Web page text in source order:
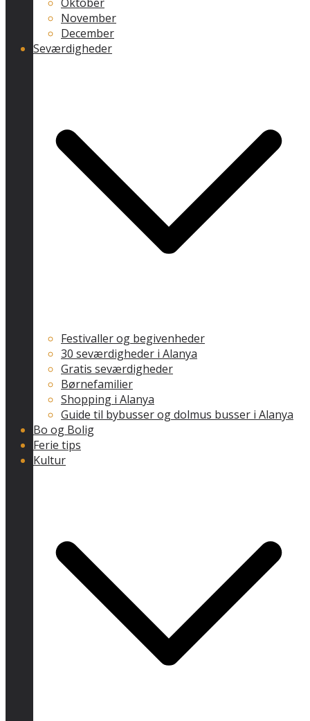
Oktober
November
December
Seværdigheder
Festivaller og begivenheder
30 seværdigheder i Alanya
Gratis seværdigheder
Børnefamilier
Shopping i Alanya
Guide til bybusser og dolmus busser i Alanya
Bo og Bolig
Ferie tips
Kultur